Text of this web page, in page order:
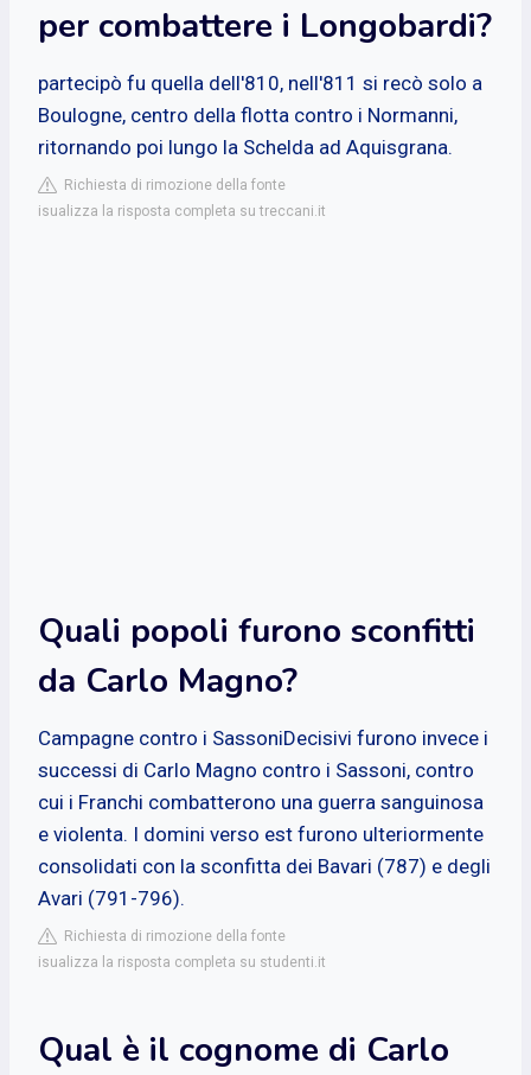
per combattere i Longobardi?
partecipò fu quella dell'810, nell'811 si recò solo a
Boulogne, centro della flotta contro i Normanni,
ritornando poi lungo la Schelda ad Aquisgrana.
Richiesta di rimozione della fonte
isualizza la risposta completa su treccani.it
Quali popoli furono sconfitti
da Carlo Magno?
Campagne contro i SassoniDecisivi furono invece i
successi di Carlo Magno contro i Sassoni, contro
cui i Franchi combatterono una guerra sanguinosa
e violenta. I domini verso est furono ulteriormente
consolidati con la sconfitta dei Bavari (787) e degli
Avari (791-796).
Richiesta di rimozione della fonte
isualizza la risposta completa su studenti.it
Qual è il cognome di Carlo